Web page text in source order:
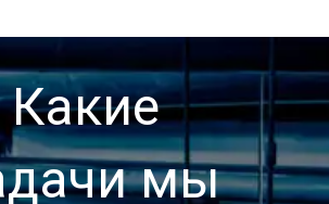
Какие
мы